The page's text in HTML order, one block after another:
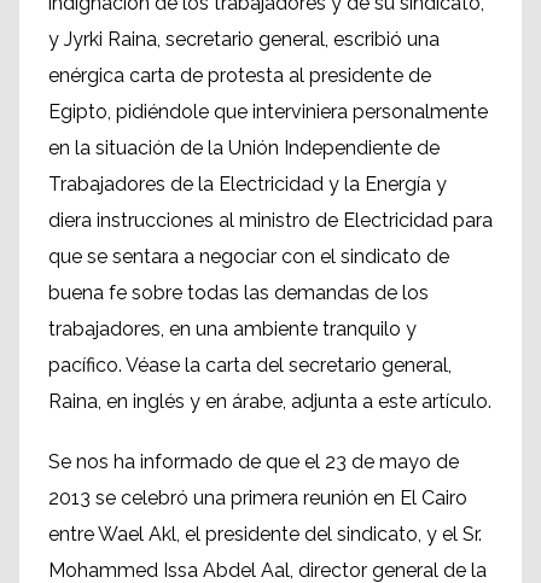
y Jyrki Raina, secretario general, escribió una
enérgica carta de protesta al presidente de
Egipto, pidiéndole que interviniera personalmente
en la situación de la Unión Independiente de
Trabajadores de la Electricidad y la Energía y
diera instrucciones al ministro de Electricidad para
que se sentara a negociar con el sindicato de
buena fe sobre todas las demandas de los
trabajadores, en una ambiente tranquilo y
pacífico. Véase la carta del secretario general,
Raina, en inglés y en árabe, adjunta a este artículo.
Se nos ha informado de que el 23 de mayo de
2013 se celebró una primera reunión en El Cairo
entre Wael Akl, el presidente del sindicato, y el Sr.
Mohammed Issa Abdel Aal, director general de la